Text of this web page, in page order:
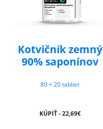
Kotvičník zemný
90% saponínov
80 + 20 tabliet
KÚPIŤ - 22,69€